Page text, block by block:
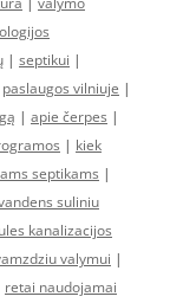
| septikui |
paslaugos vilniuje |
| apie čerpes |
| kiek
septikams |
suliniu
kanalizacijos
valymui |
retai naudojamai